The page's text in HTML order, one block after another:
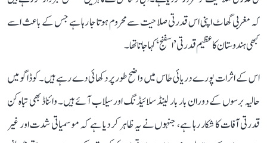
کہ مغربی گھاٹ اپنی اس قدرتی صلاحیت سے محروم ہوتا جا رہا ہے جس کے باعث اسے
کبھی ہندوستان کا عظیم قدرتی ’اسفنج‘ کہا جاتا تھا۔
اس کے اثرات پورے دریائی طاس میں واضح طور پر دکھائی دے رہے ہیں۔ کوڈاگو میں
حالیہ برسوں کے دوران بار بار لینڈ سلائیڈنگ اور سیلاب آئے ہیں۔ وائناڈ بھی تباہ کن
قدرتی آفات کا شکار رہا ہے، جنہوں نے یہ ظاہر کر دیا ہے کہ موسمیاتی شدت اور غیر